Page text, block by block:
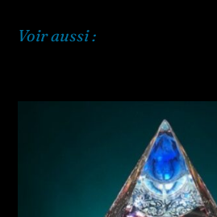
Voir aussi :